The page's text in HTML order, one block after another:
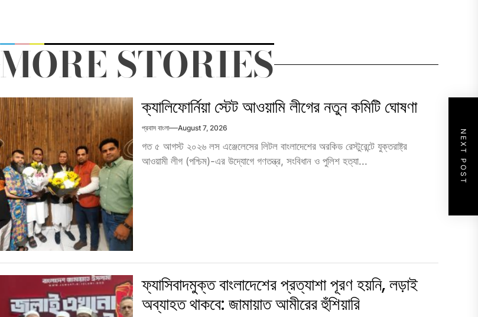
NEXT POST
MORE STORIES
ক্যালিফোর্নিয়া স্টেট আওয়ামি লীগের নতুন কমিটি ঘোষণা
প্রবাস বাংলা August 7, 2026
গত ৫ আগস্ট ২০২৬ লস এঞ্জেলেসের লিটল বাংলাদেশের অরকিড রেস্টুরেন্টে যুক্তরাষ্ট্র
আওয়ামী লীগ (পশ্চিম)-এর উদ্যোগে গণতন্ত্র, সংবিধান ও পুলিশ হত্যা...
ফ্যাসিবাদমুক্ত বাংলাদেশের প্রত্যাশা পূরণ হয়নি, লড়াই
অব্যাহত থাকবে: জামায়াত আমীরের হুঁশিয়ারি